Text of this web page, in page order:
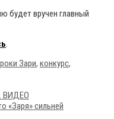
будет вручен главный
.
Зари, конкурс,
ВИДЕО
«Заря» сильней